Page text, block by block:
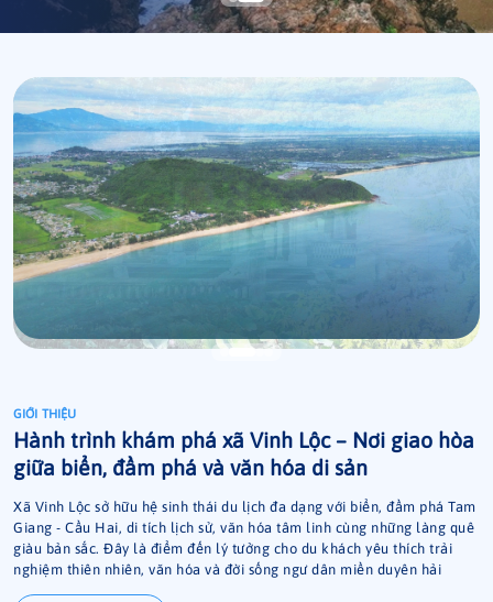
GIỚI THIỆU
Hành trình khám phá xã Vinh Lộc – Nơi giao hòa
giữa biển, đầm phá và văn hóa di sản
Xã Vinh Lộc sở hữu hệ sinh thái du lịch đa dạng với biển, đầm phá Tam
Giang - Cầu Hai, di tích lịch sử, văn hóa tâm linh cùng những làng quê
giàu bản sắc. Đây là điểm đến lý tưởng cho du khách yêu thích trải
nghiệm thiên nhiên, văn hóa và đời sống ngư dân miền duyên hải